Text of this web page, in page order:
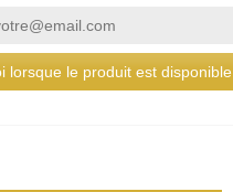
lorsque le produit est disponible